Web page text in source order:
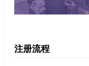
注册流程